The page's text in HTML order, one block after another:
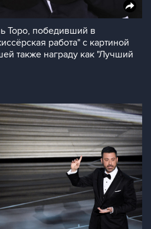
Торо, победивший в
работа" с картиной
также награду как "Лучший